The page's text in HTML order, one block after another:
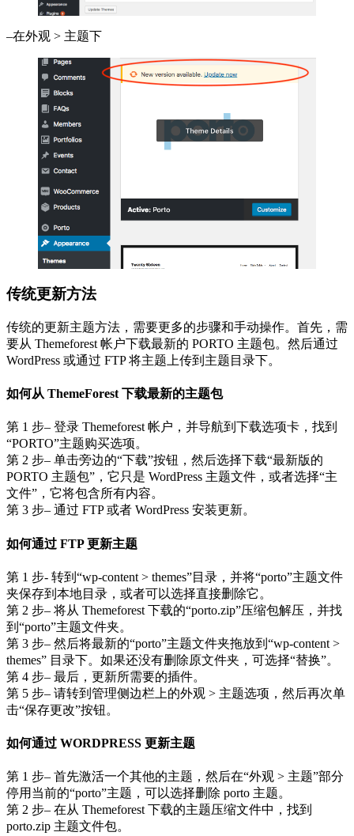
–在外观 > 主题下
传统更新方法
传统的更新主题方法，需要更多的步骤和手动操作。首先，需
要从 Themeforest 帐户下载最新的 PORTO 主题包。然后通过
WordPress 或通过 FTP 将主题上传到主题目录下。
如何从 ThemeForest 下载最新的主题包
第 1 步– 登录 Themeforest 帐户，并导航到下载选项卡，找到
“PORTO”主题购买选项。
第 2 步– 单击旁边的“下载”按钮，然后选择下载“最新版的
PORTO 主题包”，它只是 WordPress 主题文件，或者选择“主
文件”，它将包含所有内容。
第 3 步– 通过 FTP 或者 WordPress 安装更新。
如何通过 FTP 更新主题
第 1 步- 转到“wp-content > themes”目录，并将“porto”主题文件
夹保存到本地目录，或者可以选择直接删除它。
第 2 步– 将从 Themeforest 下载的“porto.zip”压缩包解压，并找
到“porto”主题文件夹。
第 3 步– 然后将最新的“porto”主题文件夹拖放到“wp-content >
themes” 目录下。如果还没有删除原文件夹，可选择“替换”。
第 4 步– 最后，更新所需要的插件。
第 5 步– 请转到管理侧边栏上的外观 > 主题选项，然后再次单
击“保存更改”按钮。
如何通过 WORDPRESS 更新主题
第 1 步– 首先激活一个其他的主题，然后在“外观 > 主题”部分
停用当前的“porto”主题，可以选择删除 porto 主题。
第 2 步– 在从 Themeforest 下载的主题压缩文件中，找到
porto.zip 主题文件包。